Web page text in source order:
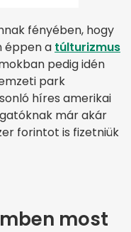
fényében, hogy
éppen a túlturizmus
pedig idén
park
híres amerikai
már akár
forintot is fizetniük
most